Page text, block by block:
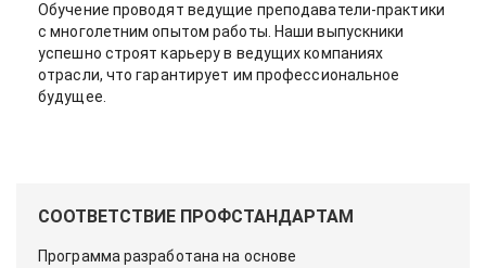
Обучение проводят ведущие преподаватели-практики
с многолетним опытом работы. Наши выпускники
успешно строят карьеру в ведущих компаниях
отрасли, что гарантирует им профессиональное
будущее.
СООТВЕТСТВИЕ ПРОФСТАНДАРТАМ
Программа разработана на основе